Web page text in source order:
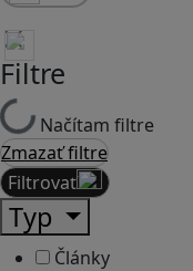
Filtre
Načítam filtre
Zmazať filtre
Filtrovať
Typ
Články